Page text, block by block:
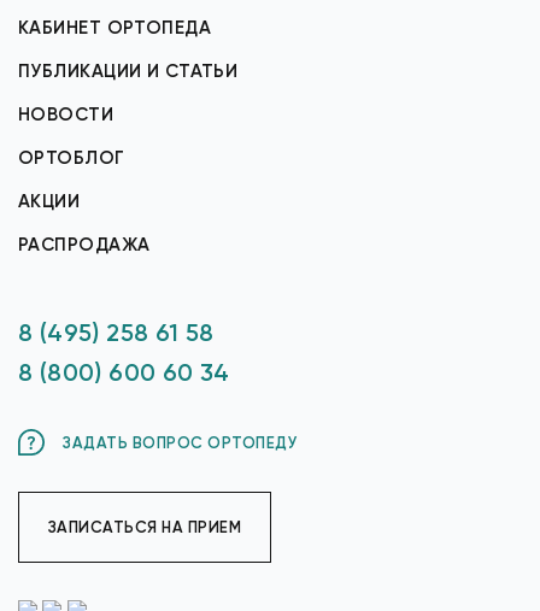
КАБИНЕТ ОРТОПЕДА
ПУБЛИКАЦИИ И СТАТЬИ
НОВОСТИ
ОРТОБЛОГ
АКЦИИ
РАСПРОДАЖА
8 (495) 258 61 58
8 (800) 600 60 34
ЗАДАТЬ ВОПРОС ОРТОПЕДУ
ЗАПИСАТЬСЯ НА ПРИЕМ